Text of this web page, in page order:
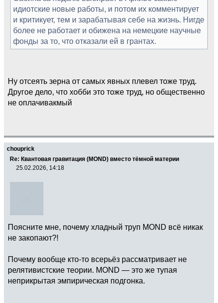
идиотские новые работы, и потом их комментирует
и критикует, тем и зарабатывая себе на жизнь. Нигде
более не работает и обижена на немецкие научные
фонды за то, что отказали ей в грантах.
Ну отсеять зерна от самых явных плевел тоже труд.
Другое дело, что хобби это тоже труд, но общественно
не оплачивакмый
chouprick
Re: Квантовая гравитация (MOND) вместо тёмной материи
25.02.2026, 14:18
Поясните мне, почему хладный труп MOND всё никак
не закопают?!
Почему вообще кто-то всерьёз рассматривает не
релятивистские теории. MOND — это же тупая
неприкрытая эмпирическая подгонка.